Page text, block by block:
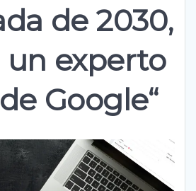
de 2030,
experto
Google“